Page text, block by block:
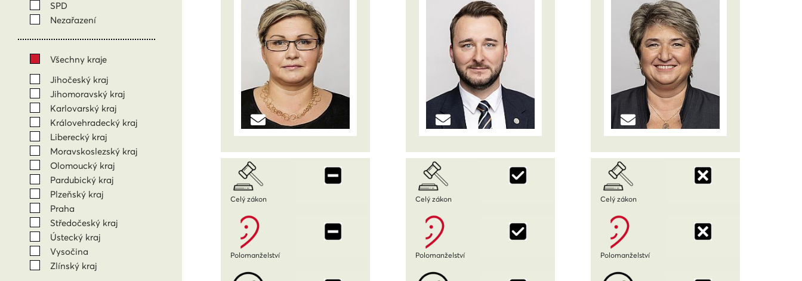
SPD
Nezařazení
Všechny kraje
Jihočeský kraj
Jihomoravský kraj
Karlovarský kraj
Královehradecký kraj
Liberecký kraj
Moravskoslezský kraj
Olomoucký kraj
Pardubický kraj
Plzeňský kraj
Praha
Středočeský kraj
Ústecký kraj
Vysočina
Zlínský kraj
Celý zákon
Polomanželství
Celý zákon
Polomanželství
Celý zákon
Polomanželství